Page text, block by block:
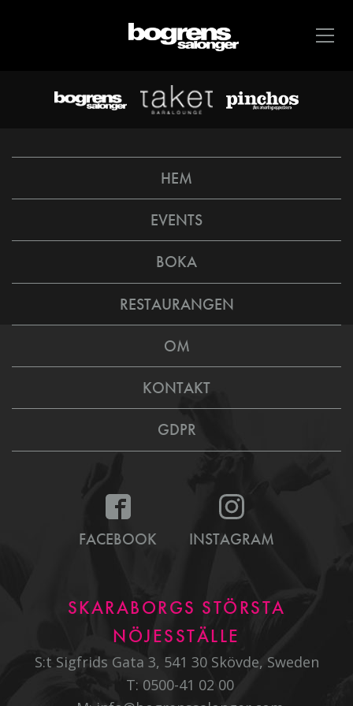
HEM
EVENTS
BOKA
RESTAURANGEN
OM
KONTAKT
GDPR
FACEBOOK INSTAGRAM
SKARABORGS STÖRSTA
NÖJESSTÄLLE
S:t Sigfrids Gata 3, 541 30 Skövde, Sweden
T: 0500-41 02 00